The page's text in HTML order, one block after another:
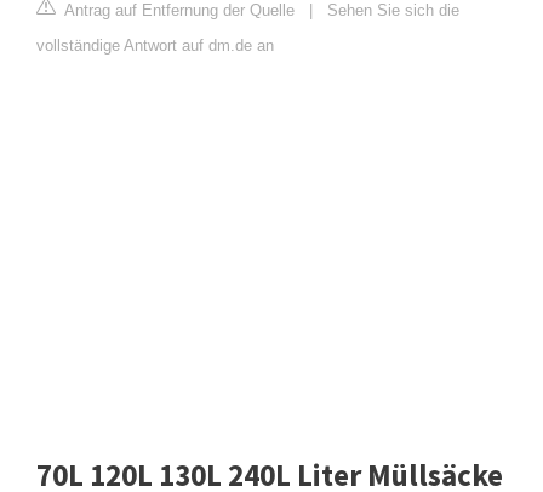
Antrag auf Entfernung der Quelle
Sehen Sie sich die
vollständige Antwort auf dm.de an
70L 120L 130L 240L Liter Müllsäcke